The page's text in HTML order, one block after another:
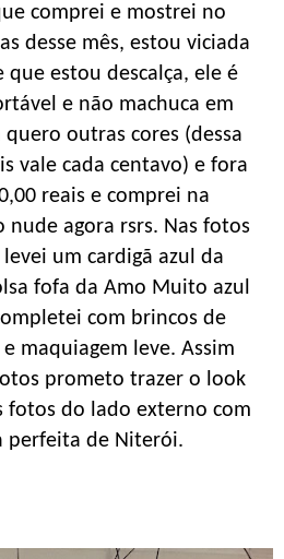
comprei e mostrei no
desse mês, estou viciada
que estou descalça, ele é
e não machuca em
outras cores (dessa
vale cada centavo) e fora
reais e comprei na
nude agora rsrs. Nas fotos
um cardigã azul da
fofa da Amo Muito azul
com brincos de
maquiagem leve. Assim
prometo trazer o look
fotos do lado externo com
perfeita de Niterói.